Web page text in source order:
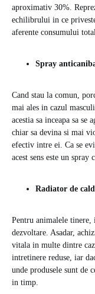
aproximativ 30%.
echilibrului in ce
aferente consumului
Spray
Cand stau la comun,
mai ales in cazul
acestia sa inceapa sa se
chiar sa devina si mai
efectiv intre ei. Ca se
acest sens este un spray
Radiator de
Pentru animalele tinere,
dezvoltare. Asadar,
vitala in multe dintre
intretinere reduse, iar
unde produsele sunt de
in timp.